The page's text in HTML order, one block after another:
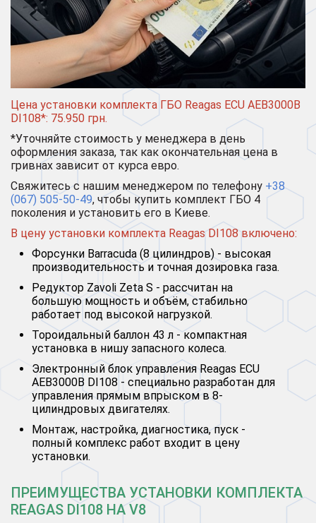
Цена установки комплекта ГБО Reagas ECU AEB3000B
DI108*: 75.950 грн.
*Уточняйте стоимость у менеджера в день
оформления заказа, так как окончательная цена в
гривнах зависит от курса евро.
Свяжитесь с нашим менеджером по телефону +38
(067) 505-50-49, чтобы купить комплект ГБО 4
поколения и установить его в Киеве.
В цену установки комплекта Reagas DI108 включено:
Форсунки Barracuda (8 цилиндров) - высокая
производительность и точная дозировка газа.
Редуктор Zavoli Zeta S - рассчитан на
большую мощность и объём, стабильно
работает под высокой нагрузкой.
Тороидальный баллон 43 л - компактная
установка в нишу запасного колеса.
Электронный блок управления Reagas ECU
AEB3000B DI108 - специально разработан для
управления прямым впрыском в 8-
цилиндровых двигателях.
Монтаж, настройка, диагностика, пуск -
полный комплекс работ входит в цену
установки.
ПРЕИМУЩЕСТВА УСТАНОВКИ КОМПЛЕКТА
REAGAS DI108 НА V8